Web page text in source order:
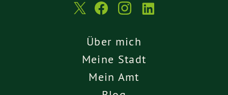
Über mich
Meine Stadt
Mein Amt